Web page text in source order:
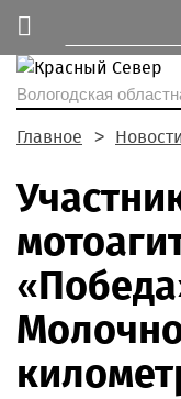
Вологодская
Главное Новости